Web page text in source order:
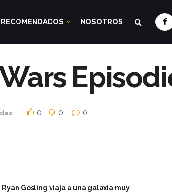
RECOMENDADOS NOSOTROS
0 0 0
Ryan Gosling viaja a una galaxia muy